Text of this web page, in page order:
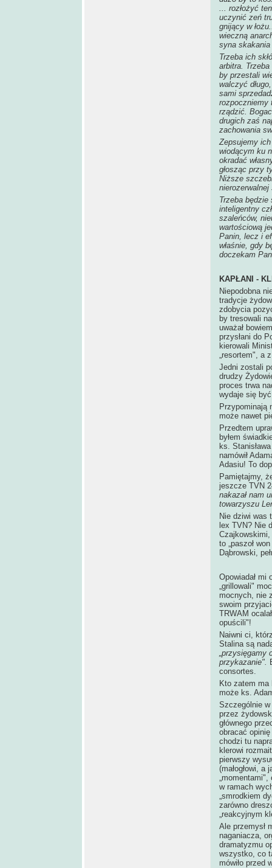
... rozłożyć
uczynić zeń
gnijący w
wieczną
syna skakania
Trzeba ich
arbitra.
by przestali
walczyć
sami
rozpoczniemy
rządzić.
drugich zaś
zachowania
Zepsujemy
wiodącym ku
okradać
głosząc przy
Niższe
Trzeba
inteligentny
szaleńców,
wartościową
Panin, lecz i
właśnie, gdy
doczekam
KAPŁANI -
Niepodobna
tradycje
zdobycia
by tresowali
uważał
przysłani do
kierowali
„resortem", a
Jedni zostali
drudzy
proces trwa
wydaje się
Przypominają
może nawet
Przedtem
byłem
ks.
namówił
Adasiu! To
Pamiętajmy,
jeszcze TVN
nakazał nam
towarzyszu
Nie dziwi was
lex TVN? Nie
to „paszoł
Dąbrowski,
Opowiadał
„grillowali"
mocnych, nie
swoim
TRWAM
opuścili"!
Naiwni ci,
Stalina są
„przysięgamy
przykazanie".
consortes.
Kto zatem ma
może ks.
Szczególnie
przez
głównego
obracać
chodzi tu
klerowi
pierwszy
(małogłowi,
w ramach
„smrodkiem
zarówno
„reakcyjnym
Ale przemysł
naganiacza,
dramatyzmu
wszystko, co
mówiło przed